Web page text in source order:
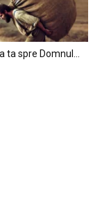
ta spre Domnul…